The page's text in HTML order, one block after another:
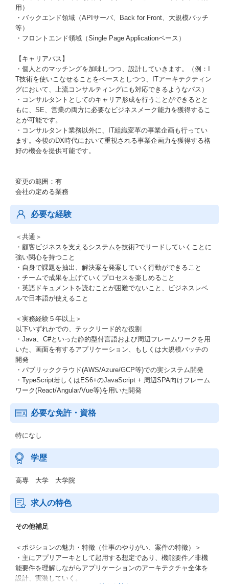
用）
・バックエンド領域（APIサーバ、Back for Front、大規模バッチ
等）
・フロントエンド領域（Single Page Applicationベース）
【キャリアパス】
・個人とのマッチングを加味しつつ、設計していきます。（例：I
T技術を使いこなせることをベースとしつつ、ITアーキテクティン
グにおいて、上流コンサルティングにも対応できるようなパス）
・コンサルタントとしてのキャリア形成を行うことができるとと
もに、SE、営業の両方に必要なビジネスメーク能力を獲得するこ
とが可能です。
・コンサルタント業務以外に、IT組織変革の事業企画も行ってい
ます。今後のDX時代において重視される事業企画力を獲得する格
好の機会を提供可能です。
変更の範囲：有
会社の定める業務
必要な経験
＜共通＞
・顧客ビジネスを支えるシステムを技術?でリードしていくことに
強い関心を持つこと
・自身で課題を抽出、解決案を発案していく行動ができること
・チームで成果を上げていくプロセスを楽しめること
・英語ドキュメントを読むことが困難でないこと、ビジネスレベ
ルで日本語が使えること
＜実務経験５年以上＞
以下いずれかでの、テックリード的な役割
・Java、C#といった静的型付言語および周辺フレームワークを用
いた、画面を有するアプリケーション、もしくは大規模バッチの
開発
・パブリッククラウド(AWS/Azure/GCP等)での実システム開発
・TypeScript若しくはES6+のJavaScript + 周辺SPA向けフレーム
ワーク(React/Angular/Vue等)を用いた開発
必要な免許・資格
特になし
学歴
高専 大学 大学院
求人の特色
その他補足
＜ポジションの魅力・特徴（仕事のやりがい、案件の特徴）＞
・主にアプリアーキとして起用する想定であり、機能要件／非機
能要件を理解しながらアプリケーションのアーキテクチャ全体を
設計、実装していく。